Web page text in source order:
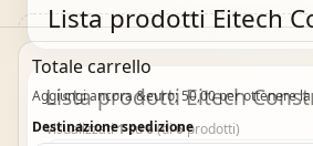
Il carrello è vuoto. Esplora il
Totale carrello
Aggiungi ancora &euro; 50,00 per ottenere
Destinazione spedizione
Lista prodotti Eitech
Lista prodotti Eitech
Visualizzati1su6(di6prodotti)